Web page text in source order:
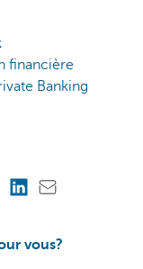
financière
Banking
vous?